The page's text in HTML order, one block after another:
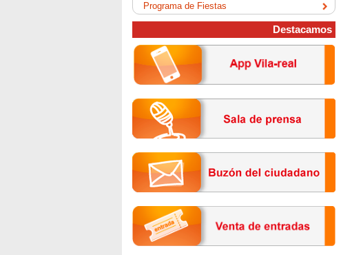
Programa de Fiestas
Destacamos